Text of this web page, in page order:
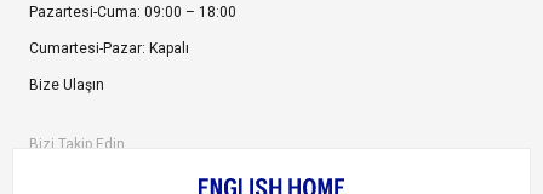
Pazartesi-Cuma: 09:00 – 18:00
Cumartesi-Pazar: Kapalı
Bize Ulaşın
Bizi Takip Edin